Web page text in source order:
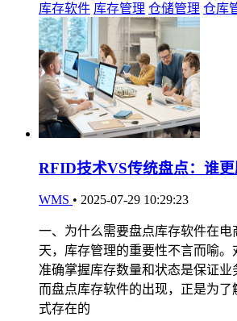
库存软件 库存管理 仓储管理 仓库
RFID技术VS传统盘点：谁更
WMS • 2025-07-29 10:29:23
一、为什么需要盘点库存软件在电
天，库存管理的重要性不言而喻。
准确掌握库存数量和状态是保证业
而盘点库存软件的出现，正是为了
式存在的